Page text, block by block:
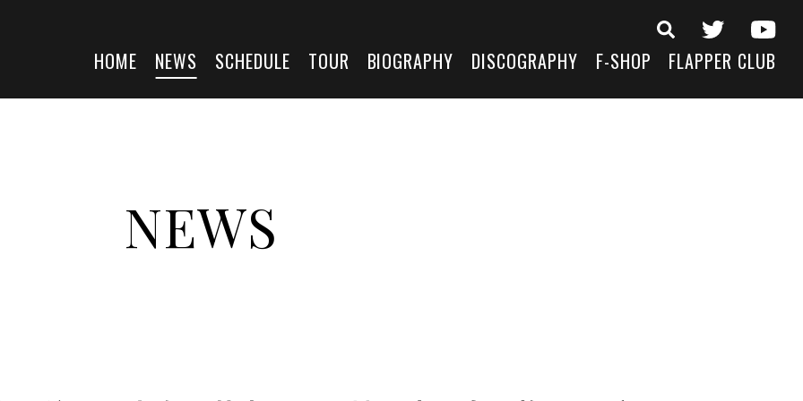
HOME NEWS SCHEDULE TOUR BIOGRAPHY DISCOGRAPHY F-SHOP FLAPPER CLUB
NEWS